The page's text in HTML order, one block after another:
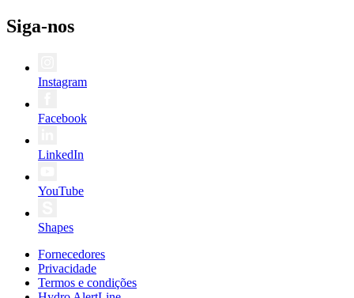
Siga-nos
Instagram
Facebook
LinkedIn
YouTube
Shapes
Fornecedores
Privacidade
Termos e condições